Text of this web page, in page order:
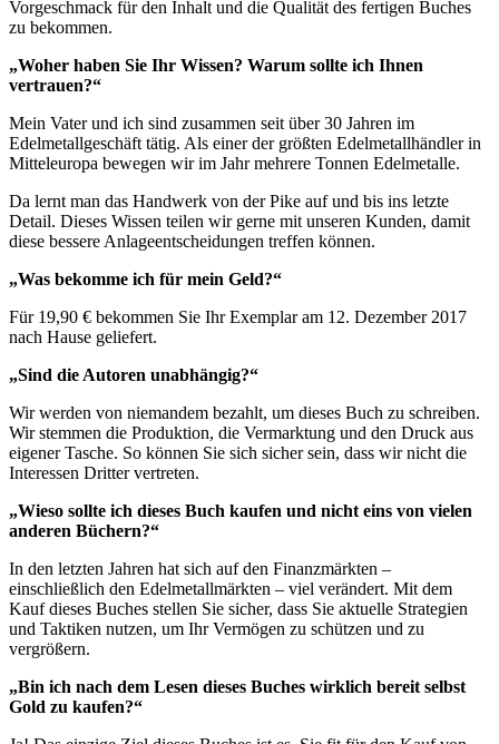
Vorgeschmack für den Inhalt und die Qualität des fertigen Buches
zu bekommen.
„Woher haben Sie Ihr Wissen? Warum sollte ich Ihnen
vertrauen?“
Mein Vater und ich sind zusammen seit über 30 Jahren im
Edelmetallgeschäft tätig. Als einer der größten Edelmetallhändler in
Mitteleuropa bewegen wir im Jahr mehrere Tonnen Edelmetalle.
Da lernt man das Handwerk von der Pike auf und bis ins letzte
Detail. Dieses Wissen teilen wir gerne mit unseren Kunden, damit
diese bessere Anlageentscheidungen treffen können.
„Was bekomme ich für mein Geld?“
Für 19,90 € bekommen Sie Ihr Exemplar am 12. Dezember 2017
nach Hause geliefert.
„Sind die Autoren unabhängig?“
Wir werden von niemandem bezahlt, um dieses Buch zu schreiben.
Wir stemmen die Produktion, die Vermarktung und den Druck aus
eigener Tasche. So können Sie sich sicher sein, dass wir nicht die
Interessen Dritter vertreten.
„Wieso sollte ich dieses Buch kaufen und nicht eins von vielen
anderen Büchern?“
In den letzten Jahren hat sich auf den Finanzmärkten –
einschließlich den Edelmetallmärkten – viel verändert. Mit dem
Kauf dieses Buches stellen Sie sicher, dass Sie aktuelle Strategien
und Taktiken nutzen, um Ihr Vermögen zu schützen und zu
vergrößern.
„Bin ich nach dem Lesen dieses Buches wirklich bereit selbst
Gold zu kaufen?“